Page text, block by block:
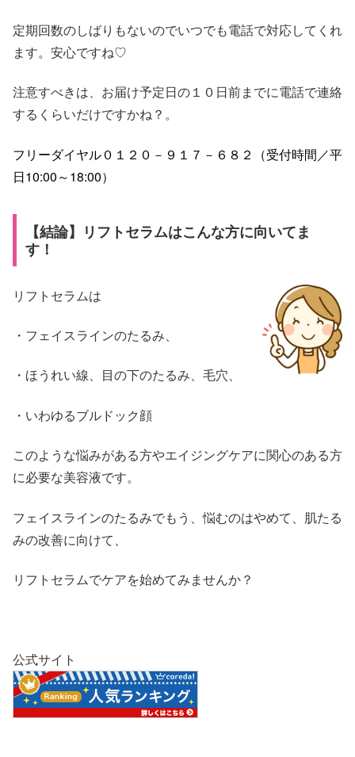
定期回数のしばりもないのでいつでも電話で対応してくれ
ます。安心ですね♡
注意すべきは、お届け予定日の１０日前までに電話で連絡
するくらいだけですかね？。
フリーダイヤル０１２０－９１７－６８２（受付時間／平
日10:00～18:00）
【結論】リフトセラムはこんな方に向いてま
す！
リフトセラムは
・フェイスラインのたるみ、
・ほうれい線、目の下のたるみ、毛穴、
・いわゆるブルドック顔
このような悩みがある方やエイジングケアに関心のある方
に必要な美容液です。
フェイスラインのたるみでもう、悩むのはやめて、肌たる
みの改善に向けて、
リフトセラムでケアを始めてみませんか？
公式サイト